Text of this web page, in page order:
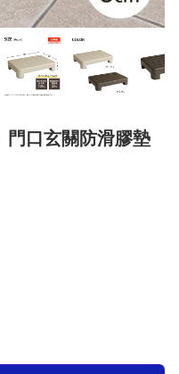
門口玄關防滑膠墊